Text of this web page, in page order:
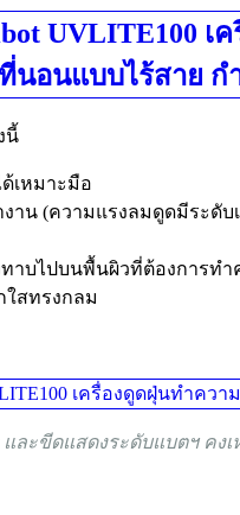
นี้
เหมาะมือ
งาน (ความแรงลมดูดมีระดั
าบไปบนพื้นผิวที่ต้องการทำ
ใสทรงกลม
และขีดแสดงระดับแบตฯ คง